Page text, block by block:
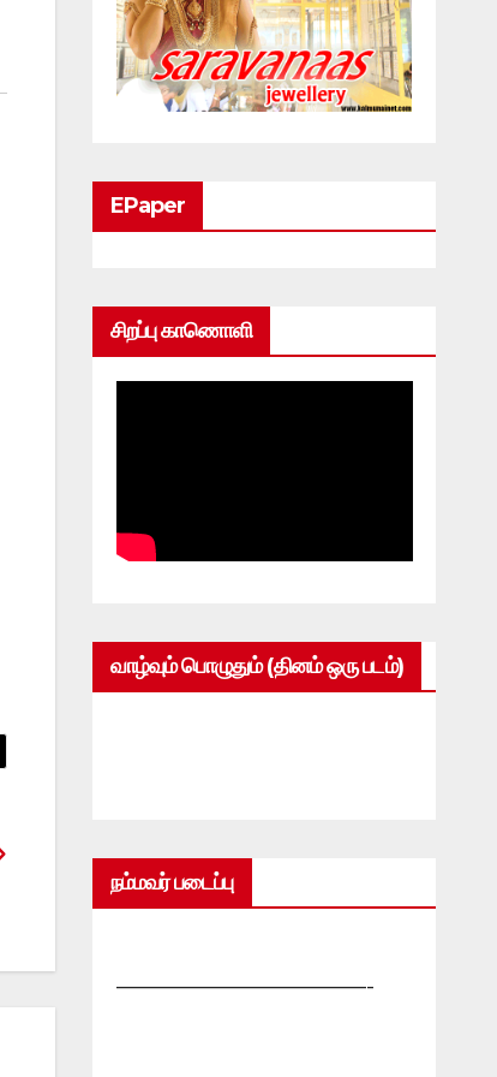
EPaper
சிறப்பு காணொளி
வாழ்வும் பொழுதும் (தினம் ஒரு படம்)
நம்மவர் படைப்பு
—————————————-